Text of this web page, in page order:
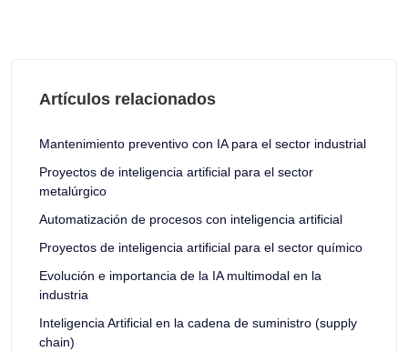
Artículos relacionados
Mantenimiento preventivo con IA para el sector industrial
Proyectos de inteligencia artificial para el sector
metalúrgico
Automatización de procesos con inteligencia artificial
Proyectos de inteligencia artificial para el sector químico
Evolución e importancia de la IA multimodal en la
industria
Inteligencia Artificial en la cadena de suministro (supply
chain)